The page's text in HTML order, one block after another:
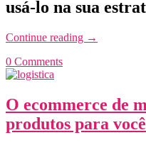
usá-lo na sua
Continue reading →
0 Comments
O ecommerce de
produtos para você